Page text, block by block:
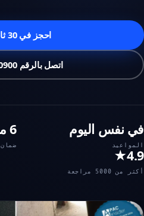
احجز في 30 ثانية
اتصل بالرقم 0484600900
في نفس اليوم
المواعيد
6 مو
ضمان
4.9★
أكثر من 5000 مراجعة